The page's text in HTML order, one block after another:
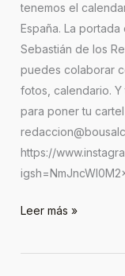
tenemos el
España. La
Sebastián de los
puedes colaborar
fotos, calendario.
para poner tu
https://
Leer más »